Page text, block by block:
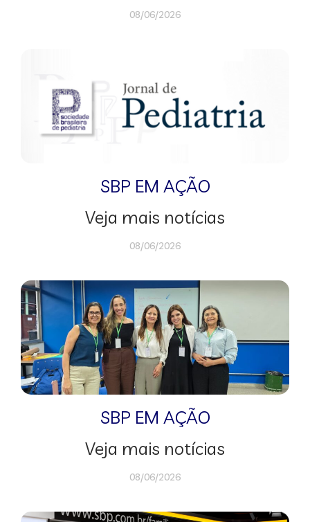
08/06/2026
SBP EM AÇÃO
Veja mais notícias
08/06/2026
SBP EM AÇÃO
Veja mais notícias
08/06/2026